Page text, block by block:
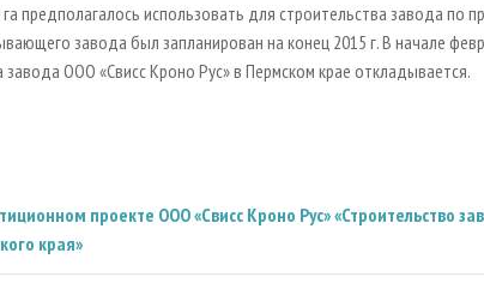
предполагалось использовать для строительства завода по
завода был запланирован на конец 2015 г. В начале
завода ООО «Свисс Кроно Рус» в Пермском крае откладывается.
проекте ООО «Свисс Кроно Рус» «Строительство
края»